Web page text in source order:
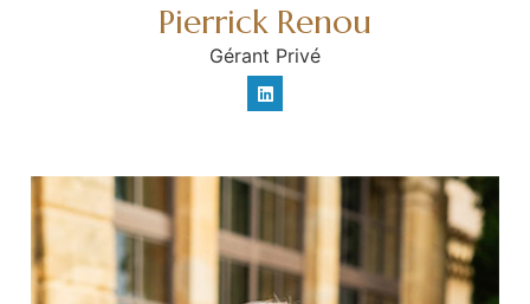
Pierrick Renou
Gérant Privé